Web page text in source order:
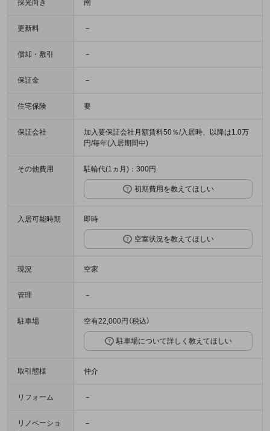
採光向き 南
更新料 －
償却・敷引 －
保証金 －
住宅保険 要
保証会社
加入要保証会社月額賃料50％/入居時、以降は1.0万
円/毎年(入居期間中)
その他費用 駐輪代(1ヵ月)：300円
初期費用を教えてほしい
入居可能時期 即時
空室状況を教えてほしい
現況 空家
管理 －
駐車場 空有22,000円（税込）
駐車場について詳しく教えてほしい
取引態様 仲介
リフォーム －
リノベーショ
－